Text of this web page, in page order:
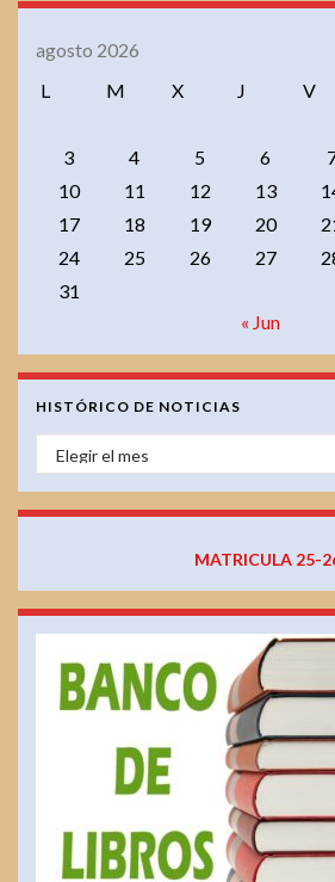
agosto 2026
L
M X J V
3
4 5 6
10
11 12 13
17
18 19 20
24
25 26 27
31
« Jun
HISTÓRICO DE NOTICIAS
HISTÓRICO DE NOTICIAS
MATRICULA 25-